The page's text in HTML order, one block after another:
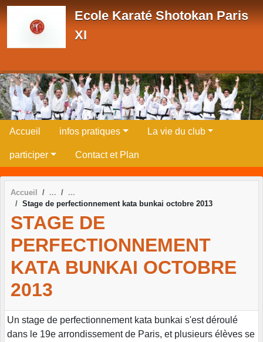
Ecole Karaté Shotokan Paris
XI
Accueil infos pratiques La vie du club
participer Contact et Plan
Accueil
Stage de perfectionnement kata bunkai octobre 2013
STAGE DE
PERFECTIONNEMENT
KATA BUNKAI OCTOBRE
2013
Un stage de perfectionnement kata bunkai s'est déroulé
dans le 19e arrondissement de Paris, et plusieurs élèves se
Panneau de gestion des cookies